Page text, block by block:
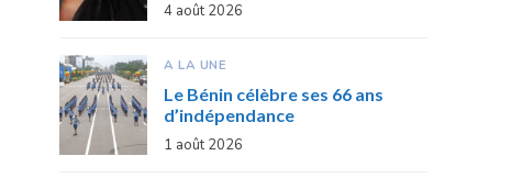
4 août 2026
A LA UNE
Le Bénin célèbre ses 66 ans
d’indépendance
1 août 2026